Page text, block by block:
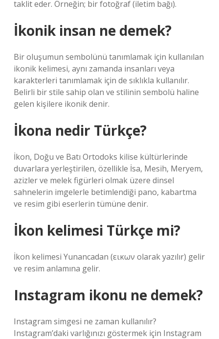
taklit eder. Örneğin; bir fotoğraf (iletim bağı).
İkonik insan ne demek?
Bir oluşumun sembolünü tanımlamak için kullanılan
ikonik kelimesi, aynı zamanda insanları veya
karakterleri tanımlamak için de sıklıkla kullanılır.
Belirli bir stile sahip olan ve stilinin sembolü haline
gelen kişilere ikonik denir.
İkona nedir Türkçe?
İkon, Doğu ve Batı Ortodoks kilise kültürlerinde
duvarlara yerleştirilen, özellikle İsa, Mesih, Meryem,
azizler ve melek figürleri olmak üzere dinsel
sahnelerin imgelerle betimlendiği pano, kabartma
ve resim gibi eserlerin tümüne denir.
İkon kelimesi Türkçe mi?
İkon kelimesi Yunancadan (εικων olarak yazılır) gelir
ve resim anlamına gelir.
Instagram ikonu ne demek?
Instagram simgesi ne zaman kullanılır?
Instagram’daki varlığınızı göstermek için Instagram